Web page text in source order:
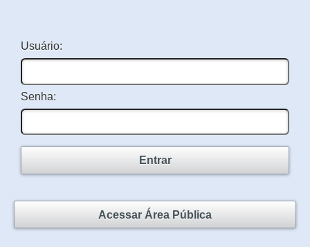
Usuário:
Senha:
Entrar
Acessar Área Pública